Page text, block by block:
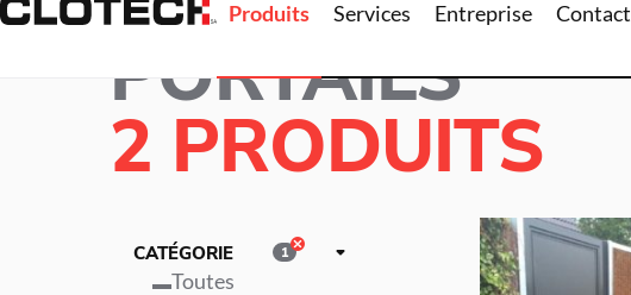
Produits Services Entreprise Contact
PORTAILS
2 PRODUITS
CATÉGORIE 1
Toutes